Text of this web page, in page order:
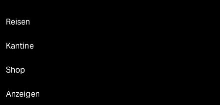
Reisen
Kantine
Shop
Anzeigen